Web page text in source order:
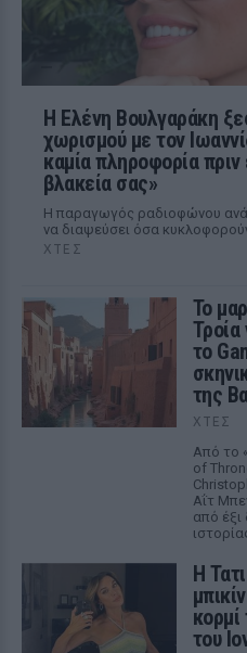
Η Ελένη Βουλγαράκη
χωρισμού με τον
καμία πληροφορία
βλακεία σας»
Η παραγωγός ραδιοφώνου
να διαψεύσει όσα
ΧΤΕΣ
Το
Τροία
το
της
ΧΤΕΣ
Από το
of
Αΐτ
από έξι
Η
του